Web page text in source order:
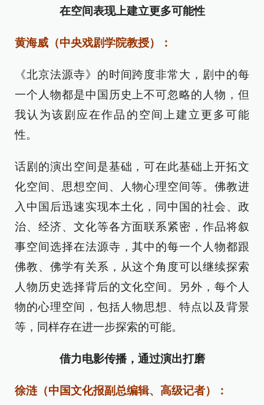
在空间表现上建立更多可能性
黄海威（中央戏剧学院教授）：
《北京法源寺》的时间跨度非常大，剧中的每
一个人物都是中国历史上不可忽略的人物，但
我认为该剧应在作品的空间上建立更多可能
性。
话剧的演出空间是基础，可在此基础上开拓文
化空间、思想空间、人物心理空间等。佛教进
入中国后迅速实现本土化，同中国的社会、政
治、经济、文化等各方面联系紧密，作品将叙
事空间选择在法源寺，其中的每一个人物都跟
佛教、佛学有关系，从这个角度可以继续探索
人物历史选择背后的文化空间。另外，每个人
物的心理空间，包括人物思想、特点以及背景
等，同样存在进一步探索的可能。
借力电影传播，通过演出打磨
徐涟（中国文化报副总编辑、高级记者）：